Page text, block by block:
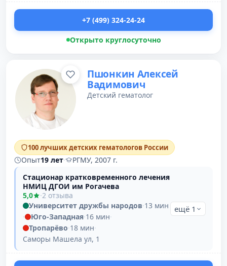
+7 (499) 324-24-24
Открыто круглосуточно
Пшонкин Алексей
Вадимович
Детский гематолог
100 лучших детских гематологов России
Опыт19 лет·
РГМУ, 2007 г.
Стационар кратковременного лечения
НМИЦ ДГОИ им Рогачева
5,0
·2 отзыва
Университет дружбы народов·13 мин
·
Юго-Западная·16 мин·
Тропарёво·18 мин·
Саморы Машела ул, 1
ещё 1